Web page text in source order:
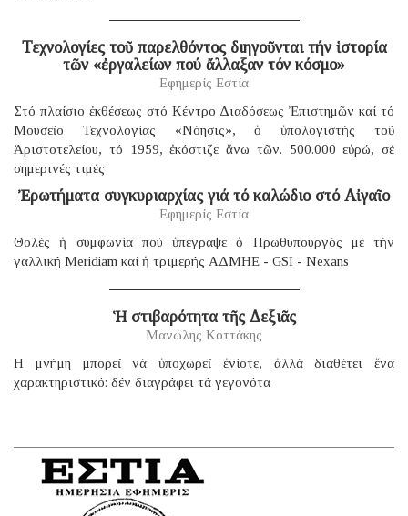
Τεχνολογίες τοῦ παρελθόντος διηγοῦνται τήν ἱστορία
τῶν «ἐργαλείων πού ἄλλαξαν τόν κόσμο»
Εφημερίς Εστία
Στό πλαίσιο ἐκθέσεως στό Κέντρο Διαδόσεως Ἐπιστημῶν καί τό
Μουσεῖο Τεχνολογίας «Νόησις», ὁ ὑπολογιστής τοῦ
Ἀριστοτελείου, τό 1959, ἐκόστιζε ἄνω τῶν. 500.000 εὐρώ, σέ
σημερινές τιμές
Ἐρωτήματα συγκυριαρχίας γιά τό καλώδιο στό Αἰγαῖο
Εφημερίς Εστία
Θολές ἡ συμφωνία πού ὑπέγραψε ὁ Πρωθυπουργός μέ τήν
γαλλική Μeridiam καί ἡ τριμερής ΑΔΜΗΕ - GSI - Nexans
Ἡ στιβαρότητα τῆς Δεξιᾶς
Μανώλης Κοττάκης
H μνήμη μπορεῖ νά ὑποχωρεῖ ἐνίοτε, ἀλλά διαθέτει ἕνα
χαρακτηριστικό: δέν διαγράφει τά γεγονότα